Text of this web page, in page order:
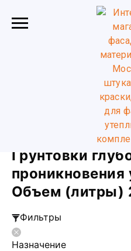
Грунтовки
Объем
Грунтовки
Объем (литры)
Фильтры
Назначение